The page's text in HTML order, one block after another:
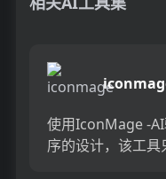
使用IconMage -
序的设计，该工